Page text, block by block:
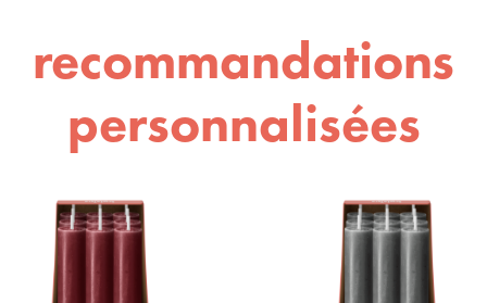
recommandations
personnalisées